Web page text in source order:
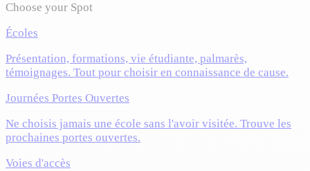
Choose your Spot
Écoles
Présentation, formations, vie étudiante, palmarès,
témoignages. Tout pour choisir en connaissance de cause.
Journées Portes Ouvertes
Ne choisis jamais une école sans l'avoir visitée. Trouve les
prochaines portes ouvertes.
Voies d'accès